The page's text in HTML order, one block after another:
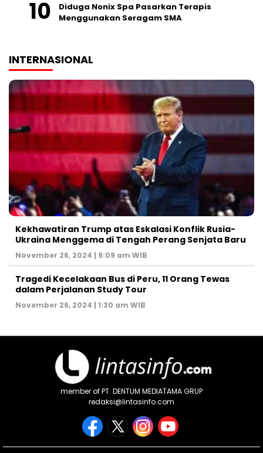
‎Diduga Nonix Spa Pasarkan Terapis
Menggunakan Seragam SMA
INTERNASIONAL
Kekhawatiran Trump atas Eskalasi Konflik Rusia-
Ukraina Menggema di Tengah Perang Senjata Baru
November 26, 2024 | 9:09 am WIB
Tragedi Kecelakaan Bus di Peru, 11 Orang Tewas
dalam Perjalanan Study Tour
November 26, 2024 | 1:30 am WIB
member of PT. DENTUM MEDIATAMA GRUP
redaksi@lintasinfo.com